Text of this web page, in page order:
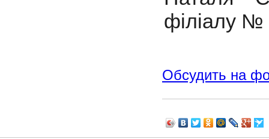
філіалу №
Обсудить на